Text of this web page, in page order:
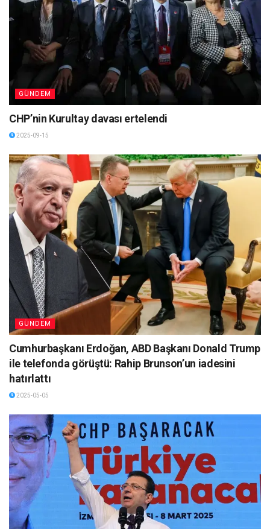
GÜNDEM
CHP’nin Kurultay davası ertelendi
2025-09-15
GÜNDEM
Cumhurbaşkanı Erdoğan, ABD Başkanı Donald Trump
ile telefonda görüştü: Rahip Brunson’un iadesini
hatırlattı
2025-05-05